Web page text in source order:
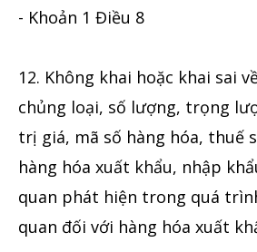
- Khoản 1 Điều 8
12. Không khai hoặc khai sai
chủng loại, số lượng, trọng
trị giá, mã số hàng hóa, thuế
hàng hóa xuất khẩu, nhập
quan phát hiện trong quá
quan đối với hàng hóa xuất